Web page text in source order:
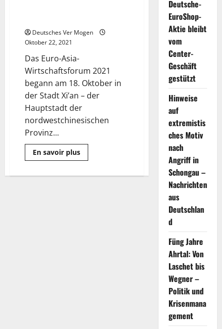
Deutsches Ver Mogen
Oktober 22, 2021
Das Euro-Asia-
Wirtschaftsforum 2021
begann am 18. Oktober in
der Stadt Xi’an – der
Hauptstadt der
nordwestchinesischen
Provinz...
En savoir plusMehr
Informationen
(Shaanxi)
Deutsche-
EuroShop-
Aktie bleibt
vom
Center-
Geschäft
gestützt
Hinweise
auf
extremistis
ches Motiv
nach
Angriff in
Schongau –
Nachrichten
aus
Deutschlan
d
Füng Jahre
Ahrtal: Von
Laschet bis
Wegner –
Politik und
Krisenmana
gement